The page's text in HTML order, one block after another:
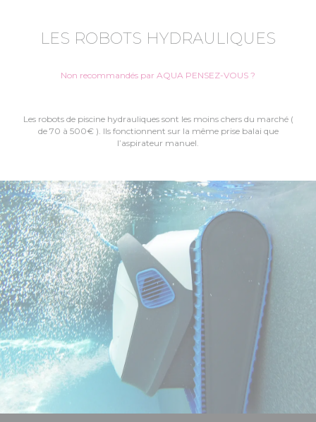
LES ROBOTS HYDRAULIQUES
Non recommandés par AQUA PENSEZ-VOUS ?
Les robots de piscine hydrauliques sont les moins chers du marché (
de 70 à 500€ ). Ils fonctionnent sur la même prise balai que
l’aspirateur manuel.